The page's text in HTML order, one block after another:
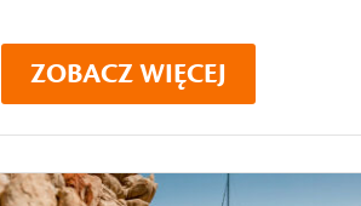
ZOBACZ WIĘCEJ